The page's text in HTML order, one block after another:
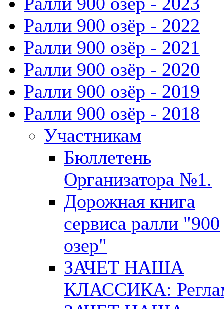
Ралли 900 озёр - 2022
Ралли 900 озёр - 2021
Ралли 900 озёр - 2020
Ралли 900 озёр - 2019
Ралли 900 озёр - 2018
Участникам
Бюллетень
Организатора №1.
Дорожная книга
сервиса ралли "900
озер"
ЗАЧЕТ НАША
КЛАССИКА: